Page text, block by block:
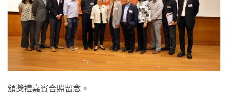
頒獎禮嘉賓合照留念。